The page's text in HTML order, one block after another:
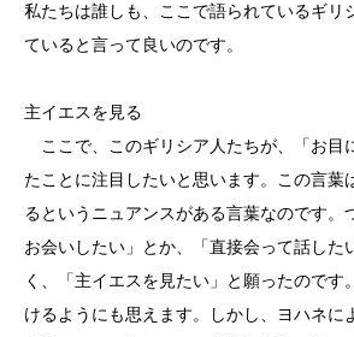
私たちは誰しも、ここで語られているギリ
ていると言って良いのです。
主イエスを見る
ここで、このギリシア人たちが、「お目
たことに注目したいと思います。この言葉
るというニュアンスがある言葉なのです。
お会いしたい」とか、「直接会って話した
く、「主イエスを見たい」と願ったのです
けるようにも思えます。しかし、ヨハネに